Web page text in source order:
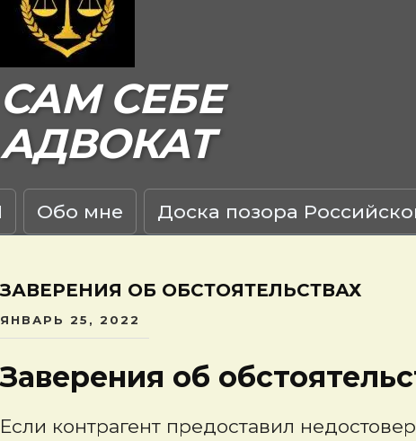
САМ СЕБЕ
АДВОКАТ
Обо мне Доска позора
ЗАВЕРЕНИЯ ОБ ОБСТОЯТЕЛЬСТВАХ
ЯНВАРЬ 25, 2022
Заверения об
Если контрагент предоставил